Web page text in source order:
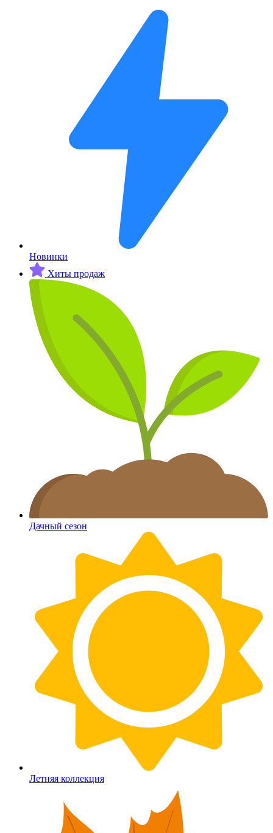
Новинки
Хиты продаж
Дачный сезон
Летняя коллекция